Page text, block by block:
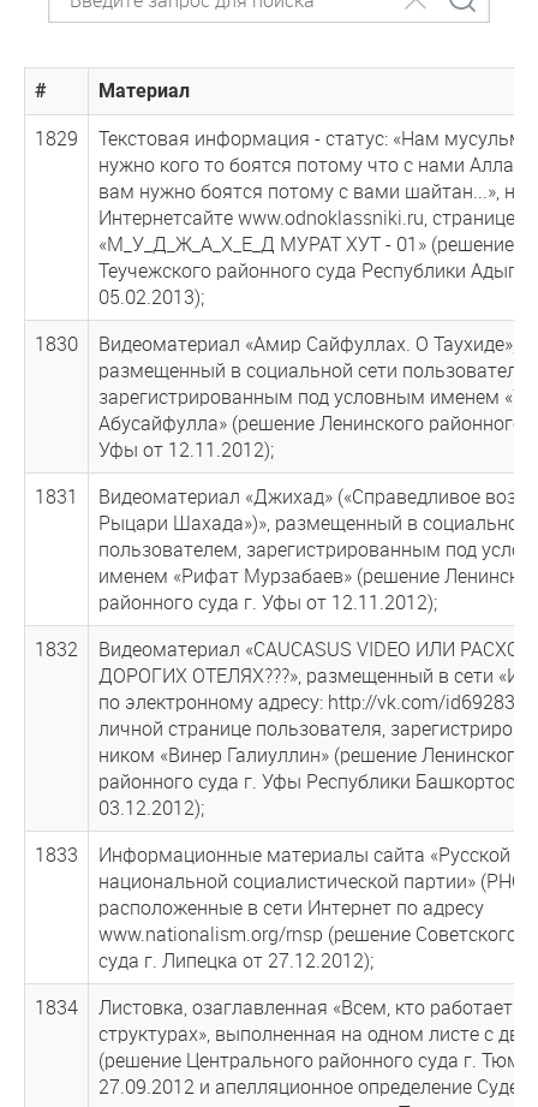
# Материал
1829
Текстовая информация - статус: «Нам
нужно кого то боятся потому что с нами
вам нужно боятся потому с вами шайтан...», на
Интернетсайте www.odnoklassniki.ru, странице
«М_У_Д_Ж_А_Х_Е_Д МУРАТ ХУТ - 01» (решение
Теучежского районного суда Республики
05.02.2013);
1830
Видеоматериал «Амир Сайфуллах. О Таухиде»,
размещенный в социальной сети
зарегистрированным под условным именем
Абусайфулла» (решение Ленинского районного
Уфы от 12.11.2012);
1831
Видеоматериал «Джихад» («Справедливое
Рыцари Шахада»)», размещенный в социальной
пользователем, зарегистрированным под
именем «Рифат Мурзабаев» (решение
районного суда г. Уфы от 12.11.2012);
1832
Видеоматериал «CAUCASUS VIDEO ИЛИ
ДОРОГИХ ОТЕЛЯХ???», размещенный в сети
по электронному адресу: http://vk.com/
личной странице пользователя,
ником «Винер Галиуллин» (решение Ленинского
районного суда г. Уфы Республики
03.12.2012);
1833
Информационные материалы сайта «Русской
национальной социалистической партии»
расположенные в сети Интернет по адресу
www.nationalism.org/rnsp (решение Советского
суда г. Липецка от 27.12.2012);
1834
Листовка, озаглавленная «Всем, кто работает в
структурах», выполненная на одном листе с
(решение Центрального районного суда г.
27.09.2012 и апелляционное определение